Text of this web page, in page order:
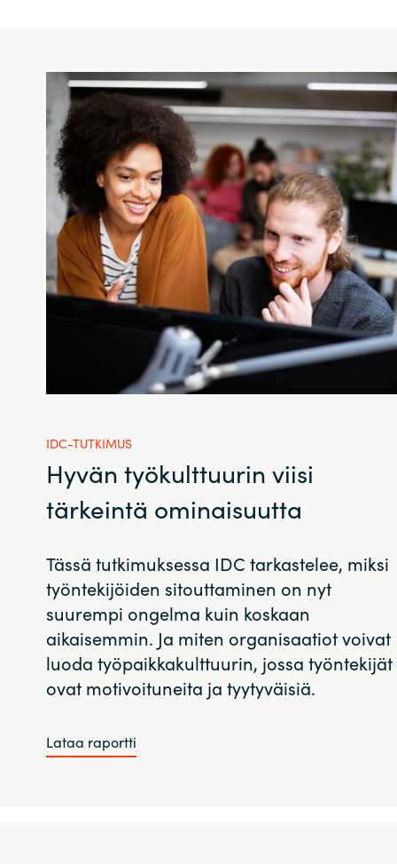
IDC-TUTKIMUS
Hyvän työkulttuurin viisi
tärkeintä ominaisuutta
Tässä tutkimuksessa IDC tarkastelee, miksi
työntekijöiden sitouttaminen on nyt
suurempi ongelma kuin koskaan
aikaisemmin. Ja miten organisaatiot voivat
luoda työpaikkakulttuurin, jossa työntekijät
ovat motivoituneita ja tyytyväisiä.
Lataa raportti